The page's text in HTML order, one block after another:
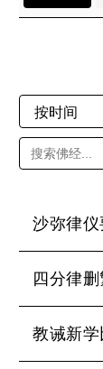
沙弥律
四分律
教诫新